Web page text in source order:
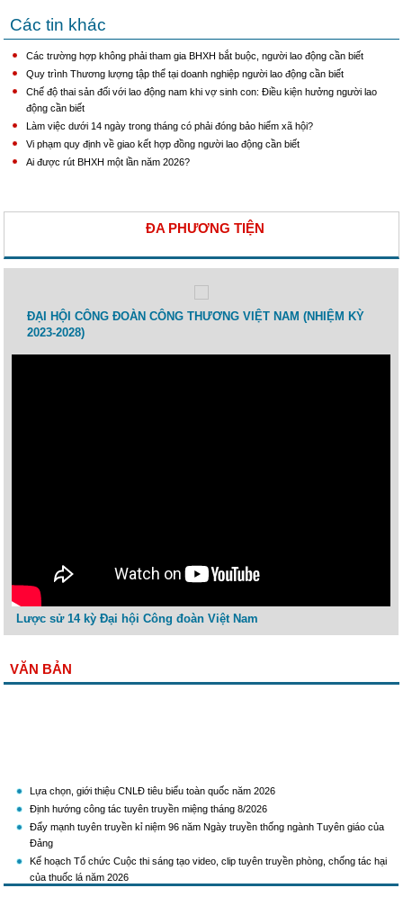
Các tin khác
Các trường hợp không phải tham gia BHXH bắt buộc, người lao động cần biết
Quy trình Thương lượng tập thể tại doanh nghiệp người lao động cần biết
Chế độ thai sản đối với lao động nam khi vợ sinh con: Điều kiện hưởng người lao
động cần biết
Làm việc dưới 14 ngày trong tháng có phải đóng bảo hiểm xã hội?
Vi phạm quy định về giao kết hợp đồng người lao động cần biết
Ai được rút BHXH một lần năm 2026?
ĐA PHƯƠNG TIỆN
ĐẠI HỘI CÔNG ĐOÀN CÔNG THƯƠNG VIỆT NAM (NHIỆM KỲ
2023-2028)
Lược sử 14 kỳ Đại hội Công đoàn Việt Nam
VĂN BẢN
Lựa chọn, giới thiệu CNLĐ tiêu biểu toàn quốc năm 2026
Định hướng công tác tuyên truyền miệng tháng 8/2026
Đẩy mạnh tuyên truyền kỉ niệm 96 năm Ngày truyền thống ngành Tuyên giáo của
Đảng
Kế hoạch Tổ chức Cuộc thi sáng tạo video, clip tuyên truyền phòng, chống tác hại
của thuốc lá năm 2026
KH Triển khai Ch/tr hành động của CĐCTVN thực hiện Chỉ thị số 58/CT-TW ngày